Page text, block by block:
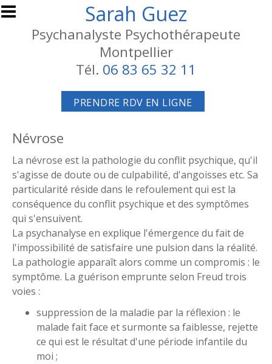
Aller au contenu principalSarah Guez
Psychanalyste Psychothérapeute
Montpellier
Tél. 06 83 65 32 11
PRENDRE RDV EN LIGNE
Névrose
La névrose est la pathologie du conflit psychique, qu'il
s'agisse de doute ou de culpabilité, d'angoisses etc. Sa
particularité réside dans le refoulement qui est la
conséquence du conflit psychique et des symptômes
qui s'ensuivent.
La psychanalyse en explique l'émergence du fait de
l'impossibilité de satisfaire une pulsion dans la réalité.
La pathologie apparaît alors comme un compromis : le
symptôme. La guérison emprunte selon Freud trois
voies :
suppression de la maladie par la réflexion : le
malade fait face et surmonte sa faiblesse, rejette
ce qui est le résultat d'une période infantile du
moi ;